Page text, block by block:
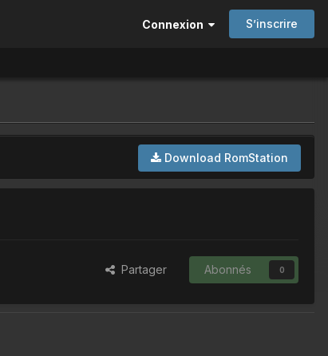
Connexion S’inscrire
Download RomStation
Partager Abonnés 0